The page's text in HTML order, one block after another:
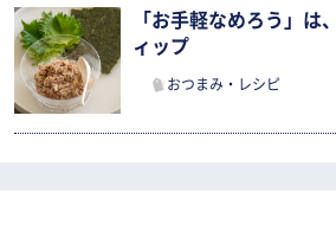
「お手軽なめろう」は
ィップ
おつまみ・レシピ